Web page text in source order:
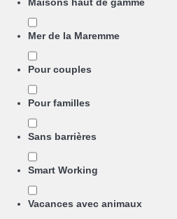
Mer de la Maremme
Pour couples
Pour familles
Sans barrières
Smart Working
Vacances avec animaux